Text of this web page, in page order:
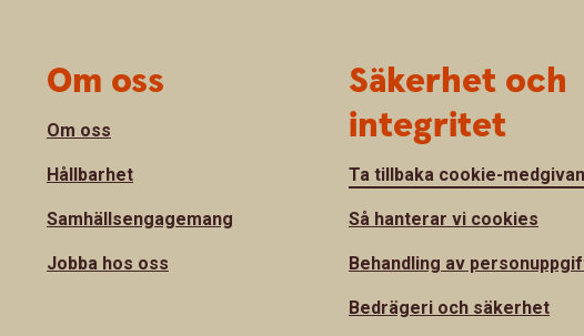
Om oss
Om oss
Hållbarhet
Samhällsengagemang
Jobba hos oss
Säkerhet och
integritet
Ta tillbaka cookie-
Så hanterar vi cookies
Behandling av
Bedrägeri och säkerhet